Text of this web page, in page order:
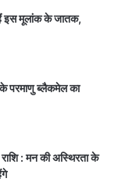
मूलांक के जातक,
के परमाणु ब्लैकमेल का
: मन की अस्थिरता के